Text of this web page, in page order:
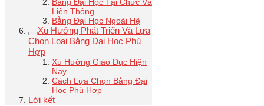
Bằng Đại Học Tại Chức Và
Liên Thông
Bằng Đại Học Ngoài Hệ
Xu Hướng Phát Triển Và Lựa
Chọn Loại Bằng Đại Học Phù
Hợp
Xu Hướng Giáo Dục Hiện
Nay
Cách Lựa Chọn Bằng Đại
Học Phù Hợp
Lời kết